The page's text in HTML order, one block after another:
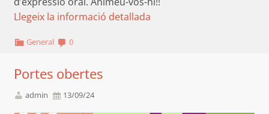
Llegeix la informació detallada
General 0
Portes obertes
admin 13/09/24